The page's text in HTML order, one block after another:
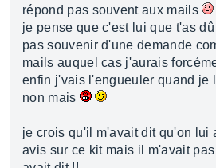
répond pas souvent aux mails
je pense que c'est lui que t'as
pas souvenir d'une demande
mails auquel cas j'aurais
enfin j'vais l'engueuler quand je
non mais
je crois qu'il m'avait dit qu'on lui
avis sur ce kit mais il m'avait